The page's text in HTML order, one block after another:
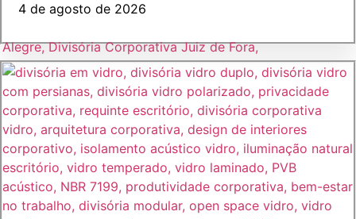
4 de agosto de 2026